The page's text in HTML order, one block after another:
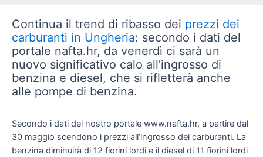
Continua il trend di ribasso dei prezzi dei
carburanti in Ungheria: secondo i dati del
portale nafta.hr, da venerdì ci sarà un
nuovo significativo calo all’ingrosso di
benzina e diesel, che si rifletterà anche
alle pompe di benzina.
Secondo i dati del nostro portale www.nafta.hr, a partire dal
30 maggio scendono i prezzi all’ingrosso dei carburanti. La
benzina diminuirà di 12 fiorini lordi e il diesel di 11 fiorini lordi